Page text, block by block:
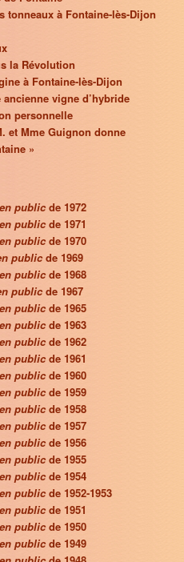
tonneaux à Fontaine-lès-Dijon
la Révolution
à Fontaine-lès-Dijon
vigne d’hybride
personnelle
et Mme Guignon donne
»
public de 1972
publicde 1971
publicde 1970
publicde 1969
publicde 1968
publicde 1967
public de 1965
publicde 1963
publicde 1962
public de 1961
publicde 1960
publicde 1959
public de 1958
publicde 1957
publicde 1956
public de 1955
publicde 1954
publicde 1952-1953
public de 1951
publicde 1950
publicde 1949